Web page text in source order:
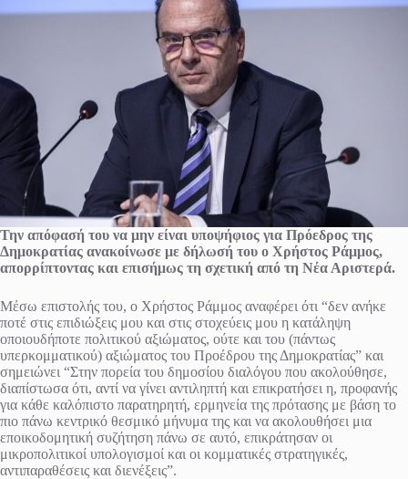
Την απόφασή του να μην είναι υποψήφιος για Πρόεδρος της
Δημοκρατίας ανακοίνωσε με δήλωσή του ο Χρήστος Ράμμος,
απορρίπτοντας και επισήμως τη σχετική από τη Νέα Αριστερά.
Μέσω επιστολής του, ο Χρήστος Ράμμος αναφέρει ότι “δεν ανήκε
ποτέ στις επιδιώξεις μου και στις στοχεύεις μου η κατάληψη
οποιουδήποτε πολιτικού αξιώματος, ούτε και του (πάντως
υπερκομματικού) αξιώματος του Προέδρου της Δημοκρατίας” και
σημειώνει “Στην πορεία του δημοσίου διαλόγου που ακολούθησε,
διαπίστωσα ότι, αντί να γίνει αντιληπτή και επικρατήσει η, προφανής
για κάθε καλόπιστο παρατηρητή, ερμηνεία της πρότασης με βάση το
πιο πάνω κεντρικό θεσμικό μήνυμα της και να ακολουθήσει μια
εποικοδομητική συζήτηση πάνω σε αυτό, επικράτησαν οι
μικροπολιτικοί υπολογισμοί και οι κομματικές στρατηγικές,
αντιπαραθέσεις και διενέξεις”.